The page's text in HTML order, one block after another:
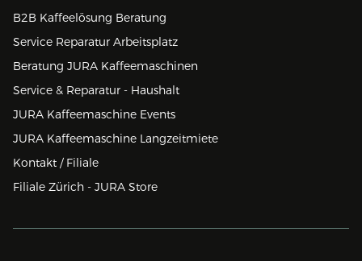
B2B Kaffeelösung Beratung
Service Reparatur Arbeitsplatz
Beratung JURA Kaffeemaschinen
Service & Reparatur - Haushalt
JURA Kaffeemaschine Events
JURA Kaffeemaschine Langzeitmiete
Kontakt / Filiale
Filiale Zürich - JURA Store